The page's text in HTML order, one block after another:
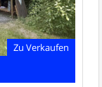
Zu Verkaufen